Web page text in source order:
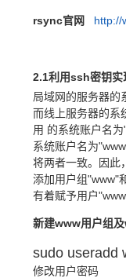
rsync官网 http://
2.1利用ssh密钥实
局域网的服务器的
而线上服务器的系
用 的系统账户名
系统账户名为
将两者一致。因此
添加用户组"www"
有着赋予用户
新建www用户组
sudo useradd
修改用户密码